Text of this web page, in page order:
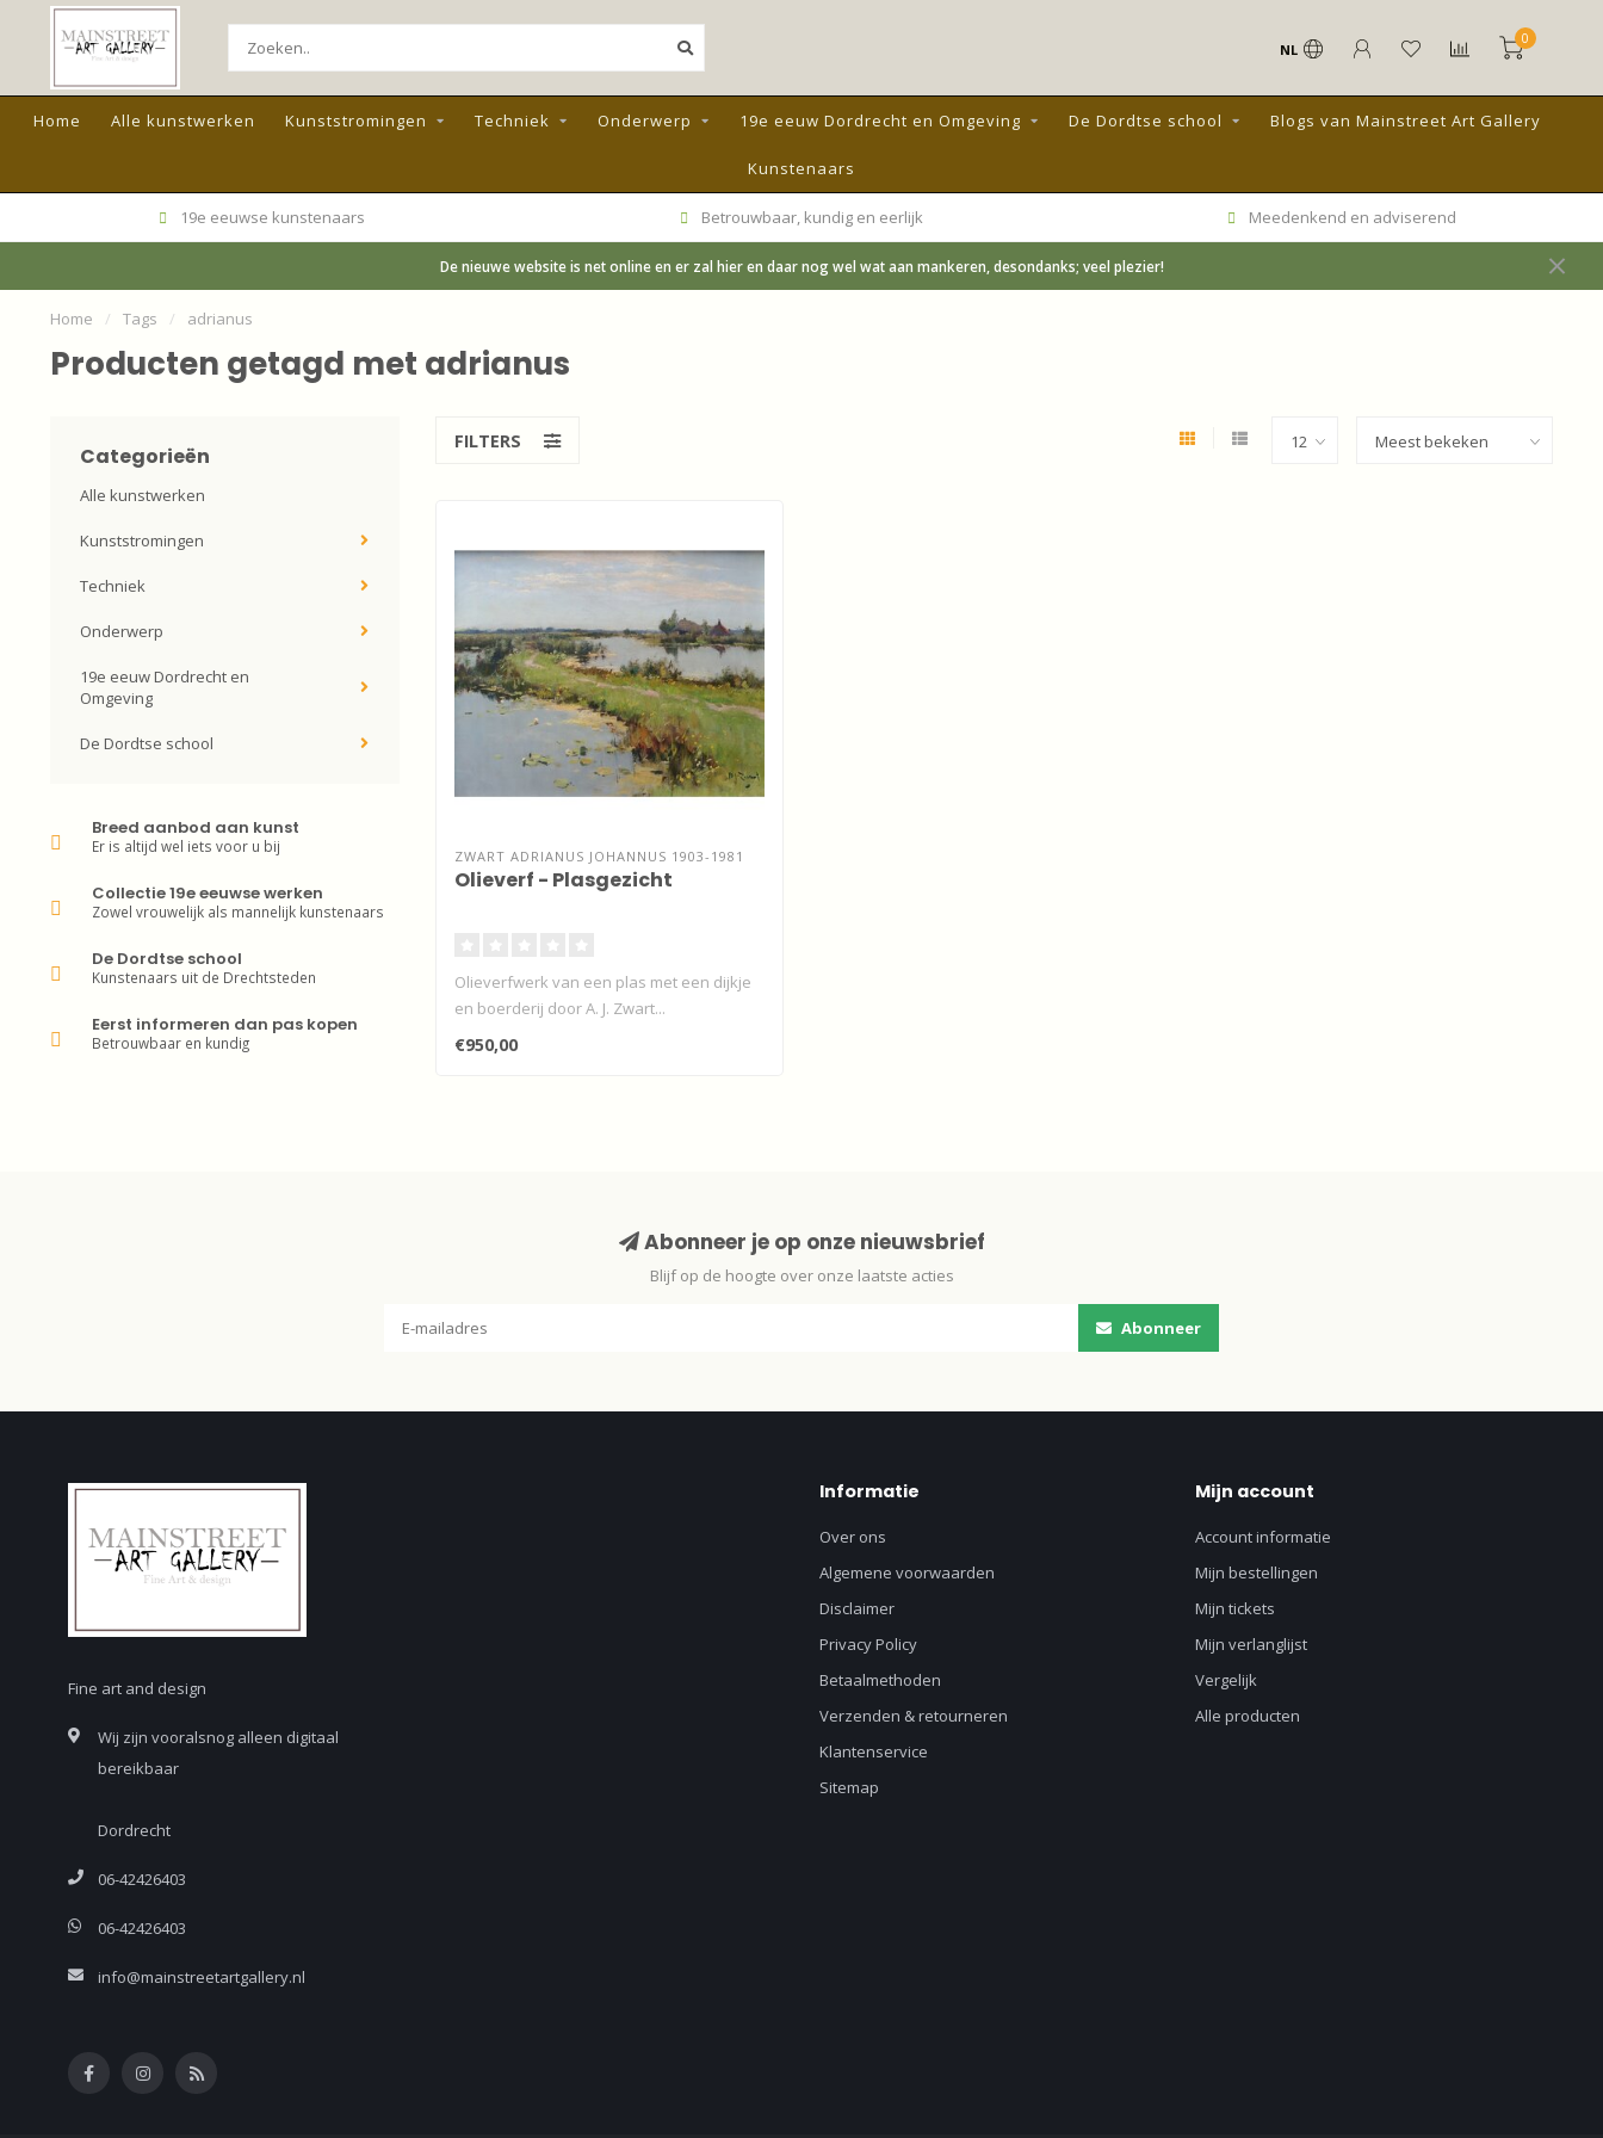
NL
0
Home Alle kunstwerken Kunststromingen Techniek Onderwerp 19e eeuw Dordrecht en Omgeving De Dordtse school Blogs van Mainstreet Art Gallery
Kunstenaars
19e eeuwse kunstenaars Betrouwbaar, kundig en eerlijk Meedenkend en adviserend
De nieuwe website is net online en er zal hier en daar nog wel wat aan mankeren, desondanks; veel plezier!
Home / Tags / adrianus
Producten getagd met adrianus
Categorieën
Alle kunstwerken
Kunststromingen
Techniek
Onderwerp
19e eeuw Dordrecht en
Omgeving
De Dordtse school
Breed aanbod aan kunst
Er is altijd wel iets voor u bij
Collectie 19e eeuwse werken
Zowel vrouwelijk als mannelijk kunstenaars
De Dordtse school
Kunstenaars uit de Drechtsteden
Eerst informeren dan pas kopen
Betrouwbaar en kundig
FILTERS
ZWART ADRIANUS JOHANNUS 1903-1981
Olieverf - Plasgezicht
Olieverfwerk van een plas met een dijkje
en boerderij door A. J. Zwart...
€950,00
Abonneer je op onze nieuwsbrief
Blijf op de hoogte over onze laatste acties
Abonneer
Fine art and design
Wij zijn vooralsnog alleen digitaal
bereikbaar
Dordrecht
06-42426403
06-42426403
info@mainstreetartgallery.nl
Informatie
Over ons
Algemene voorwaarden
Disclaimer
Privacy Policy
Betaalmethoden
Verzenden & retourneren
Klantenservice
Sitemap
Mijn account
Account informatie
Mijn bestellingen
Mijn tickets
Mijn verlanglijst
Vergelijk
Alle producten